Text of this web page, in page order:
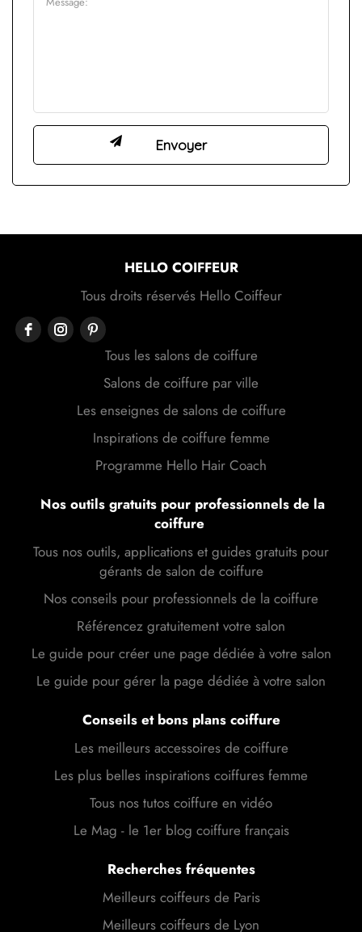
HELLO COIFFEUR
Tous droits réservés Hello Coiffeur
Tous les salons de coiffure
Salons de coiffure par ville
Les enseignes de salons de coiffure
Inspirations de coiffure femme
Programme Hello Hair Coach
Nos outils gratuits pour professionnels de la
coiffure
Tous nos outils, applications et guides gratuits pour
gérants de salon de coiffure
Nos conseils pour professionnels de la coiffure
Référencez gratuitement votre salon
Le guide pour créer une page dédiée à votre salon
Le guide pour gérer la page dédiée à votre salon
Conseils et bons plans coiffure
Les meilleurs accessoires de coiffure
Les plus belles inspirations coiffures femme
Tous nos tutos coiffure en vidéo
Le Mag - le 1er blog coiffure français
Recherches fréquentes
Meilleurs coiffeurs de Paris
Meilleurs coiffeurs de Lyon